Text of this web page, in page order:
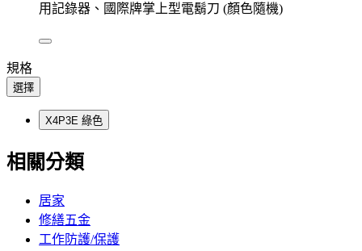
用記錄器、國際牌掌上型電鬍刀 (顏色隨機)
規格
選擇
X4P3E 綠色
相關分類
居家
修繕五金
工作防護/保護